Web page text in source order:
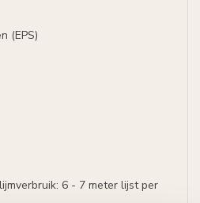
(EPS)
6 - 7 meter lijst per